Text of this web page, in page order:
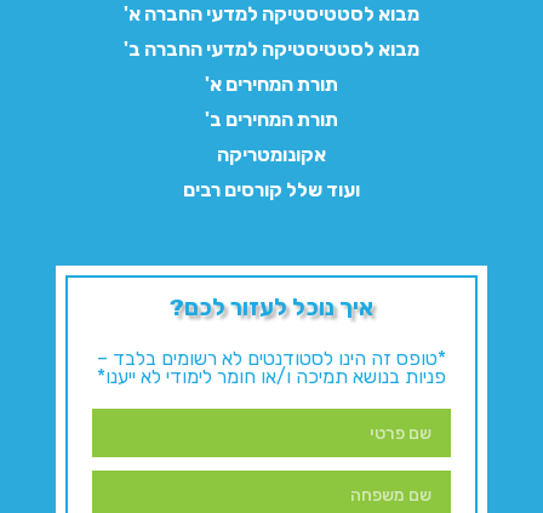
מבוא לסטטיסטיקה למדעי החברה א'
מבוא לסטטיסטיקה למדעי החברה ב'
תורת המחירים א'
תורת המחירים ב'
אקונומטריקה
ועוד שלל קורסים רבים
איך נוכל לעזור לכם?
*טופס זה הינו לסטודנטים לא רשומים בלבד –
פניות בנושא תמיכה ו/או חומר לימודי לא ייענו*